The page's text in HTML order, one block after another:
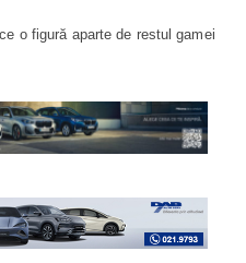
o figură aparte de restul gamei